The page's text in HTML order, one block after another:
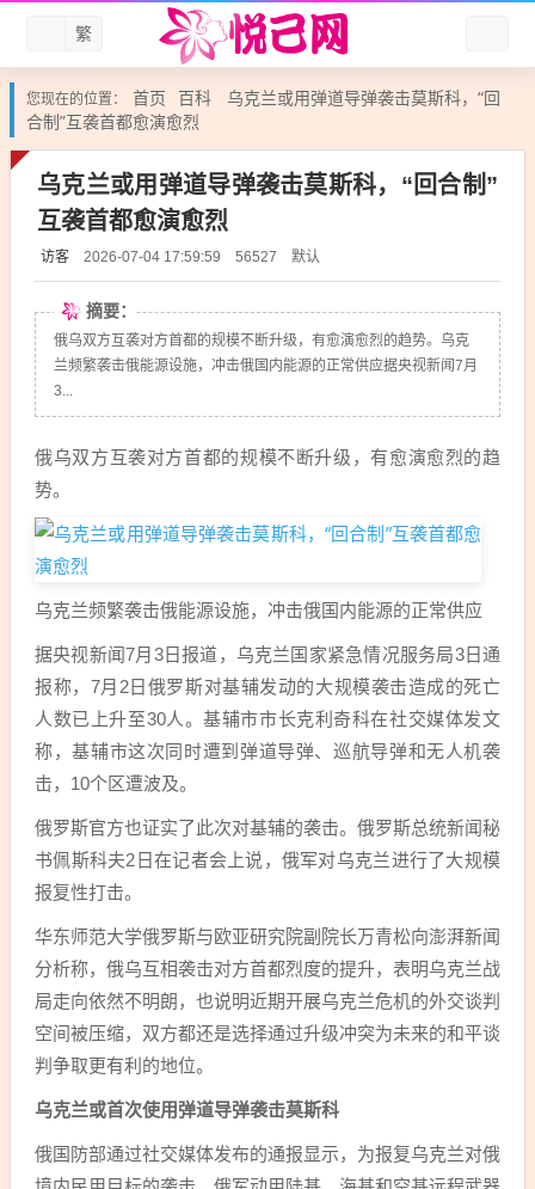
繁
您现在的位置： 首页 百科
乌克兰或用弹道导弹袭击莫斯科，“回
合制”互袭首都愈演愈烈
乌克兰或用弹道导弹袭击莫斯科，“回合制”
互袭首都愈演愈烈
访客 2026-07-04 17:59:59 56527 默认
摘要：
俄乌双方互袭对方首都的规模不断升级，有愈演愈烈的趋势。乌克
兰频繁袭击俄能源设施，冲击俄国内能源的正常供应据央视新闻7月
3...
俄乌双方互袭对方首都的规模不断升级，有愈演愈烈的趋
势。
乌克兰频繁袭击俄能源设施，冲击俄国内能源的正常供应
据央视新闻7月3日报道，乌克兰国家紧急情况服务局3日通
报称，7月2日 俄罗斯对基辅发动的大规模袭击造成的死亡
人数已上升至30人。基辅市市长克利奇科在社交媒体发文
称，基辅市这次同时遭到弹道导弹、巡航导弹和无人机袭
击，10个区遭波及。
俄罗斯官方也证实了此次对基辅的袭击。俄罗斯总统新闻秘
书佩斯科夫2日在记者会上说，俄军对乌克兰进行了大规模
报复性打击。
华东师范大学俄罗斯与欧亚研究院副院长万青松向澎湃新闻
分析称，俄乌互相袭击对方首都烈度的提升，表明乌克兰战
局走向依然不明朗，也说明近期开展乌克兰危机的外交谈判
空间被压缩，双方都还是选择通过升级冲突为未来的和平谈
判争取更有利的地位。
乌克兰或首次使用弹道导弹袭击莫斯科
俄国防部通过社交媒体发布的通报显示，为报复乌克兰对俄